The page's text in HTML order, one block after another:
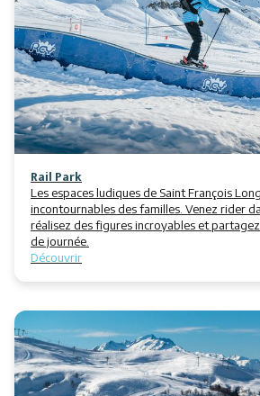
Rail Park
Les espaces ludiques de Saint François
incontournables des familles. Venez rider
réalisez des figures incroyables et
de journée.
Découvrir